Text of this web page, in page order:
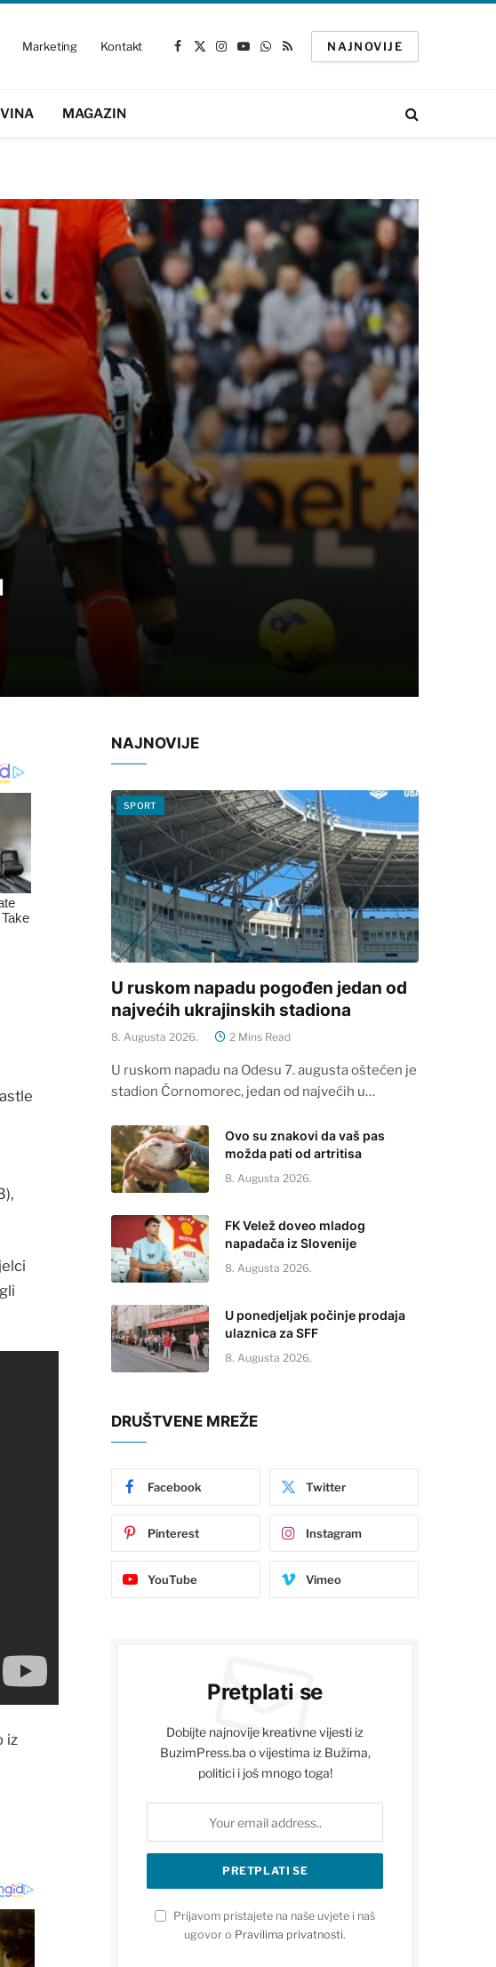
Marketing Kontakt
Facebook
X
Instagram
YouTube
WhatsApp
RSS
NAJNOVIJE
MAGAZIN
iz
NAJNOVIJE
SPORT
U ruskom napadu pogođen jedan od
najvećih ukrajinskih stadiona
8. Augusta 2026. 2 Mins Read
U ruskom napadu na Odesu 7. augusta oštećen je
stadion Čornomorec, jedan od najvećih u…
Ovo su znakovi da vaš pas
možda pati od artritisa
8. Augusta 2026.
FK Velež doveo mladog
napadača iz Slovenije
8. Augusta 2026.
U ponedjeljak počinje prodaja
ulaznica za SFF
8. Augusta 2026.
DRUŠTVENE MREŽE
Facebook Twitter
Pinterest Instagram
YouTube Vimeo
Pretplati se
Dobijte najnovije kreativne vijesti iz
BuzimPress.ba o vijestima iz Bužima,
politici i još mnogo toga!
Prijavom pristajete na naše uvjete i naš
ugovor o Pravilima privatnosti.